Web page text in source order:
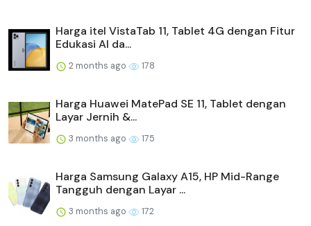
Harga itel VistaTab 11, Tablet 4G dengan Fitur
Edukasi AI da...
2 months ago 178
Harga Huawei MatePad SE 11, Tablet dengan
Layar Jernih &...
3 months ago 175
Harga Samsung Galaxy A15, HP Mid-Range
Tangguh dengan Layar ...
3 months ago 172